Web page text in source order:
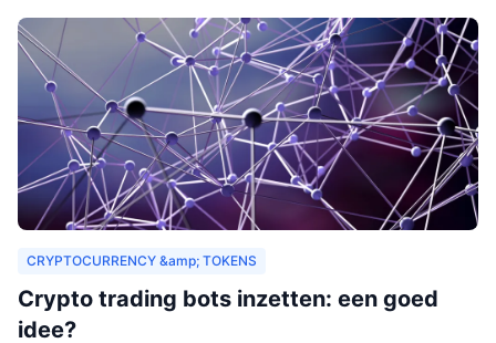
CRYPTOCURRENCY &amp; TOKENS
Crypto trading bots inzetten: een goed
idee?